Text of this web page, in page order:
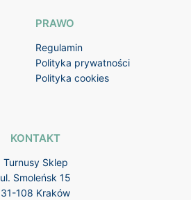
PRAWO
Regulamin
Polityka prywatności
Polityka cookies
KONTAKT
Turnusy Sklep
ul. Smoleńsk 15
31-108 Kraków